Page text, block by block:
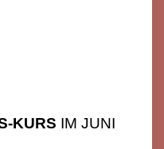
KURS IM JUNI